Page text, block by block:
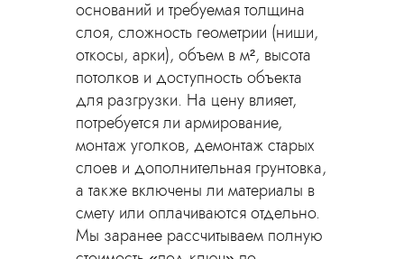
оснований и требуемая толщина
слоя, сложность геометрии (ниши,
откосы, арки), объем в м², высота
потолков и доступность объекта
для разгрузки. На цену влияет,
потребуется ли армирование,
монтаж уголков, демонтаж старых
слоев и дополнительная грунтовка,
а также включены ли материалы в
смету или оплачиваются отдельно.
Мы заранее рассчитываем полную